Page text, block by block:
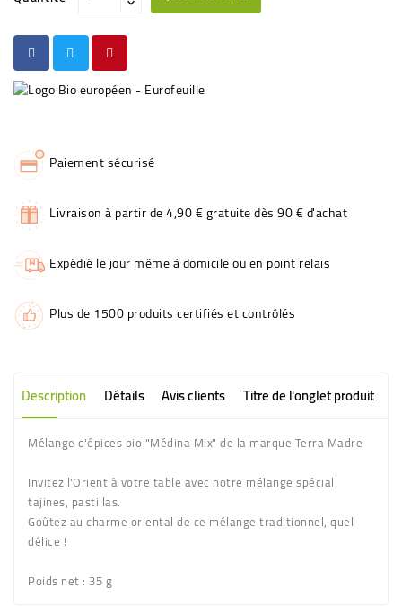
Paiement sécurisé
Livraison à partir de 4,90 € gratuite dès 90 € d'achat
Expédié le jour même à domicile ou en point relais
Plus de 1500 produits certifiés et contrôlés
Description Détails Avis clients Titre de l'onglet produit
Mélange d'épices bio "Médina Mix" de la marque Terra Madre
Invitez l'Orient à votre table avec notre mélange spécial
tajines, pastillas.
Goûtez au charme oriental de ce mélange traditionnel, quel
délice !
Poids net : 35 g